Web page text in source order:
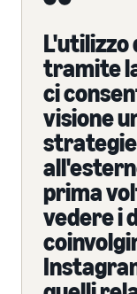
L'utilizzo
tramite
ci
visione
prima
vedere i